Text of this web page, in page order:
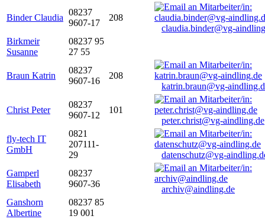
Binder Claudia
08237
9607-17
208
claudia.binder@vg-
Birkmeir
Susanne
08237 95
27 55
Braun Katrin
08237
9607-16
208
katrin.braun@vg-
Christ Peter
08237
9607-12
101
peter.christ@vg-aindling.de
fly-tech IT
GmbH
0821
207111-
29
datenschutz@vg-
Gamperl
Elisabeth
08237
9607-36
archiv@aindling.de
Ganshorn
Albertine
08237 85
19 001